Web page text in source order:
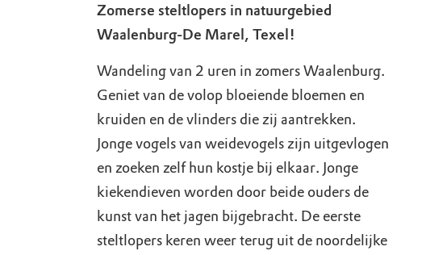
Zomerse steltlopers in natuurgebied
Waalenburg-De Marel, Texel!
Wandeling van 2 uren in zomers Waalenburg.
Geniet van de volop bloeiende bloemen en
kruiden en de vlinders die zij aantrekken.
Jonge vogels van weidevogels zijn uitgevlogen
en zoeken zelf hun kostje bij elkaar. Jonge
kiekendieven worden door beide ouders de
kunst van het jagen bijgebracht. De eerste
steltlopers keren weer terug uit de noordelijke